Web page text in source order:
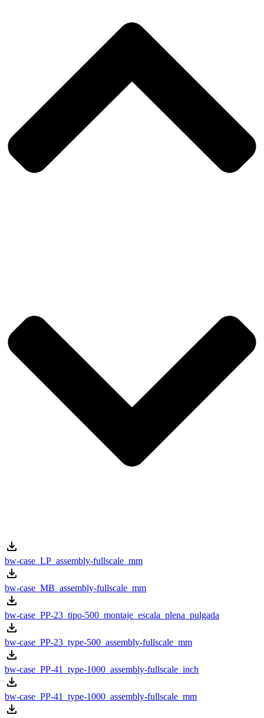
bw-case_LP_assembly-fullscale_mm
bw-case_MB_assembly-fullscale_mm
bw-case_PP-23_tipo-500_montaje_escala_plena_pulgada
bw-case_PP-23_type-500_assembly-fullscale_mm
bw-case_PP-41_type-1000_assembly-fullscale_inch
bw-case_PP-41_type-1000_assembly-fullscale_mm